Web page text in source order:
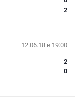
2
12.06.18 в 19:00
2
0